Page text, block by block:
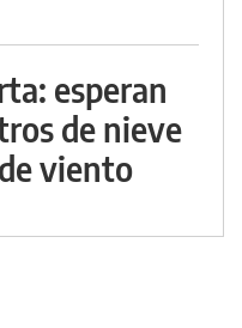
esperan
de nieve
viento